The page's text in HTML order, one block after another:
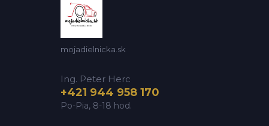
mojadielnicka.sk
Ing. Peter Herc
+421 944 958 170
Po-Pia, 8-18 hod.